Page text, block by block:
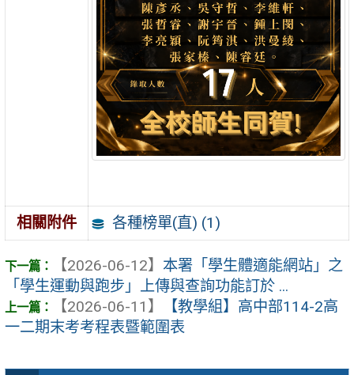
相關附件 各種榜單(直) (1)
【2026-06-12】 本署「學生體適能網站」之
「學生運動與跑步」上傳與查詢功能訂於 ...
【2026-06-11】
【教學組】高中部114-2高
一二期末考考程表暨範圍表